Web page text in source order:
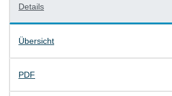
Details
Übersicht
PDF